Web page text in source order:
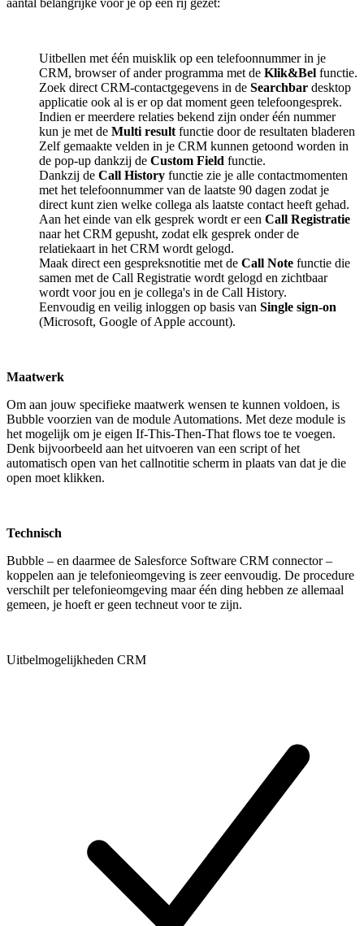
Uitbellen met één muisklik op een telefoonnummer in je
CRM, browser of ander programma met de Klik&Bel functie.
Zoek direct CRM-contactgegevens in de Searchbar desktop
applicatie ook al is er op dat moment geen telefoongesprek.
Indien er meerdere relaties bekend zijn onder één nummer
kun je met de Multi result functie door de resultaten bladeren
Zelf gemaakte velden in je CRM kunnen getoond worden in
de pop-up dankzij de Custom Field functie.
Dankzij de Call History functie zie je alle contactmomenten
met het telefoonnummer van de laatste 90 dagen zodat je
direct kunt zien welke collega als laatste contact heeft gehad.
Aan het einde van elk gesprek wordt er een Call Registratie
naar het CRM gepusht, zodat elk gesprek onder de
relatiekaart in het CRM wordt gelogd.
Maak direct een gespreksnotitie met de Call Note functie die
samen met de Call Registratie wordt gelogd en zichtbaar
wordt voor jou en je collega's in de Call History.
Eenvoudig en veilig inloggen op basis van Single sign-on
(Microsoft, Google of Apple account).
Maatwerk
Om aan jouw specifieke maatwerk wensen te kunnen voldoen, is
Bubble voorzien van de module Automations. Met deze module is
het mogelijk om je eigen If-This-Then-That flows toe te voegen.
Denk bijvoorbeeld aan het uitvoeren van een script of het
automatisch open van het callnotitie scherm in plaats van dat je die
open moet klikken.
Technisch
Bubble – en daarmee de Salesforce Software CRM connector –
koppelen aan je telefonieomgeving is zeer eenvoudig. De procedure
verschilt per telefonieomgeving maar één ding hebben ze allemaal
gemeen, je hoeft er geen techneut voor te zijn.
Uitbelmogelijkheden CRM